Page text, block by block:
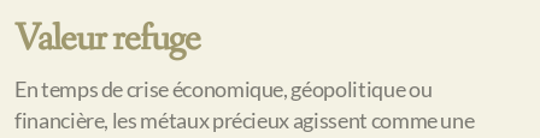
Valeur refuge
En temps de crise économique, géopolitique ou
financière, les métaux précieux agissent comme une